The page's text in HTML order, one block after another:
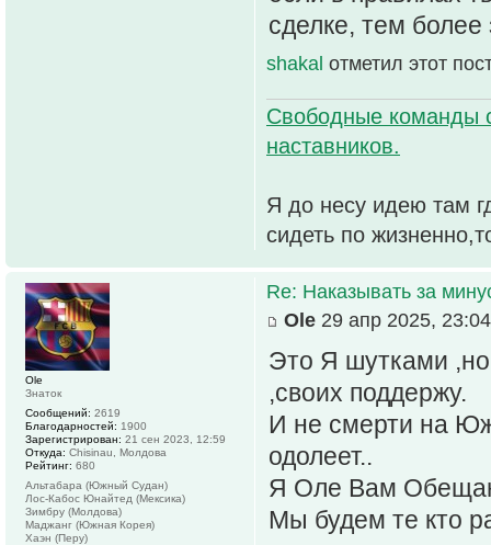
сделке, тем
shakal отметил этот
Свободные команды
наставников.
Я до несу идею там
сидеть по
Re: Наказывать за
Ole 29 апр 2025, 23:04
Это Я шутками
,своих поддержу.
И не смерти на
одолеет..
Я Оле Вам
Мы будем те кто
Ole
Знаток
Сообщений: 2619
Благодарностей: 1900
Зарегистрирован: 21 сен 2023, 12:59
Откуда: Chisinau, Молдова
Рейтинг: 680
Альтабара (Южный Судан)
Лос-Кабос Юнайтед (Мексика)
Зимбру (Молдова)
Маджанг (Южная Корея)
Хаэн (Перу)